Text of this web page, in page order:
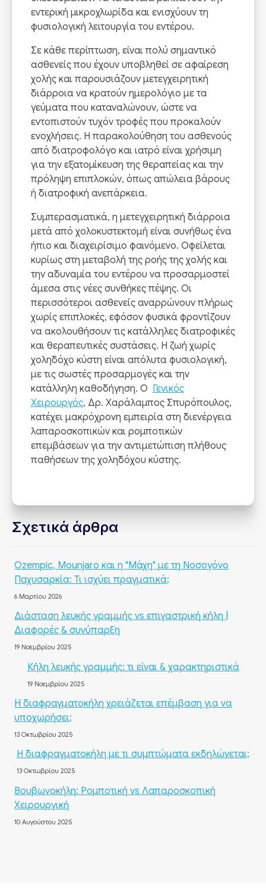
εντερική μικροχλωρίδα και ενισχύουν τη
φυσιολογική λειτουργία του εντέρου.
Σε κάθε περίπτωση, είναι πολύ σημαντικό
ασθενείς που έχουν υποβληθεί σε αφαίρεση
χολής και παρουσιάζουν μετεγχειρητική
διάρροια να κρατούν ημερολόγιο με τα
γεύματα που καταναλώνουν, ώστε να
εντοπιστούν τυχόν τροφές που προκαλούν
ενοχλήσεις. Η παρακολούθηση του ασθενούς
από διατροφολόγο και ιατρό είναι χρήσιμη
για την εξατομίκευση της θεραπείας και την
πρόληψη επιπλοκών, όπως απώλεια βάρους
ή διατροφική ανεπάρκεια.
Συμπερασματικά, η μετεγχειρητική διάρροια
μετά από χολοκυστεκτομή είναι συνήθως ένα
ήπιο και διαχειρίσιμο φαινόμενο. Οφείλεται
κυρίως στη μεταβολή της ροής της χολής και
την αδυναμία του εντέρου να προσαρμοστεί
άμεσα στις νέες συνθήκες πέψης. Οι
περισσότεροι ασθενείς αναρρώνουν πλήρως
χωρίς επιπλοκές, εφόσον φυσικά φροντίζουν
να ακολουθήσουν τις κατάλληλες διατροφικές
και θεραπευτικές συστάσεις. Η ζωή χωρίς
χοληδόχο κύστη είναι απόλυτα φυσιολογική,
με τις σωστές προσαρμογές και την
κατάλληλη καθοδήγηση. Ο Γενικός
Χειρουργός, Δρ. Χαράλαμπος Σπυρόπουλος,
κατέχει μακρόχρονη εμπειρία στη διενέργεια
λαπαροσκοπικών και ρομποτικών
επεμβάσεων για την αντιμετώπιση πλήθους
παθήσεων της χοληδόχου κύστης.
Σχετικά άρθρα
Ozempic, Mounjaro και η "Μάχη" με τη Νοσογόνο
Παχυσαρκία: Τι ισχύει πραγματικά;
6 Μαρτίου 2026
Διάσταση λευκής γραμμής vs επιγαστρική κήλη |
Διαφορές & συνύπαρξη
19 Νοεμβρίου 2025
Κήλη λευκής γραμμής: τι είναι & χαρακτηριστικά
19 Νοεμβρίου 2025
Η διαφραγματοκήλη χρειάζεται επέμβαση για να
υποχωρήσει;
13 Οκτωβρίου 2025
Η διαφραγματοκήλη με τι συμπτώματα εκδηλώνεται;
13 Οκτωβρίου 2025
Βουβωνοκήλη: Ρομποτική vs Λαπαροσκοπική
Χειρουργική
10 Αυγούστου 2025